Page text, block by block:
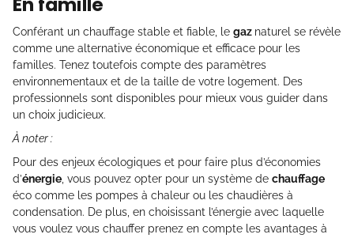
En famille
Conférant un chauffage stable et fiable, le gaz naturel se révèle
comme une alternative économique et efficace pour les
familles. Tenez toutefois compte des paramètres
environnementaux et de la taille de votre logement. Des
professionnels sont disponibles pour mieux vous guider dans
un choix judicieux.
À noter :
Pour des enjeux écologiques et pour faire plus d’économies
d’énergie, vous pouvez opter pour un système de chauffage
éco comme les pompes à chaleur ou les chaudières à
condensation. De plus, en choisissant l’énergie avec laquelle
vous voulez vous chauffer prenez en compte les avantages à